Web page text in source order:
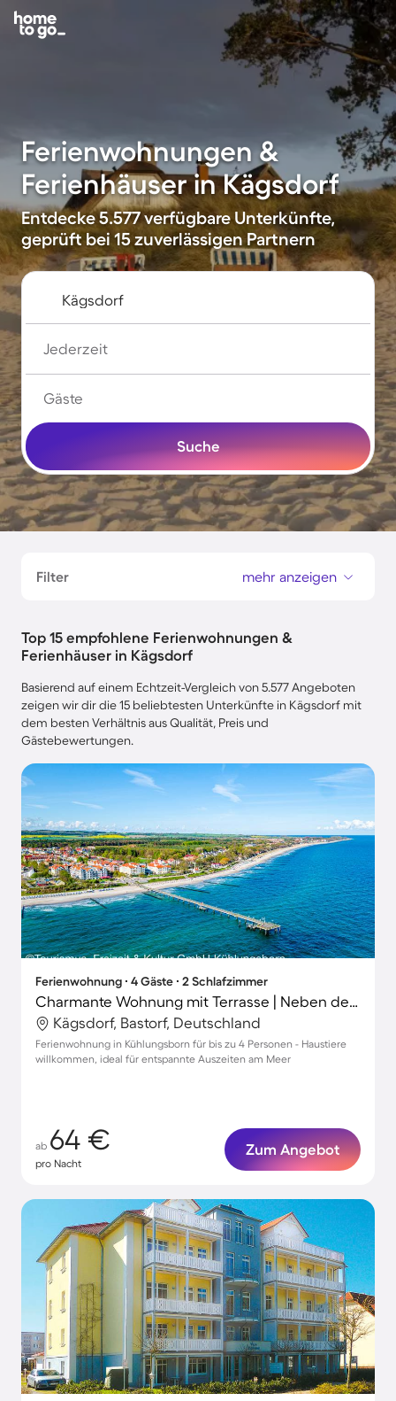
Ferienwohnungen &
Ferienhäuser in Kägsdorf
Entdecke 5.577 verfügbare Unterkünfte,
geprüft bei 15 zuverlässigen Partnern
Jederzeit
Gäste
Suche
Filter mehr anzeigen
Top 15 empfohlene Ferienwohnungen &
Ferienhäuser in Kägsdorf
Basierend auf einem Echtzeit-Vergleich von 5.577 Angeboten
zeigen wir dir die 15 beliebtesten Unterkünfte in Kägsdorf mit
dem besten Verhältnis aus Qualität, Preis und
Gästebewertungen.
Ferienwohnung ∙ 4 Gäste ∙ 2 Schlafzimmer
Charmante Wohnung mit Terrasse | Neben dem Strand | Haustiere sind willkommen
Kägsdorf, Bastorf, Deutschland
Ferienwohnung in Kühlungsborn für bis zu 4 Personen - Haustiere
willkommen, ideal für entspannte Auszeiten am Meer
ab 64 €
pro Nacht
Zum Angebot